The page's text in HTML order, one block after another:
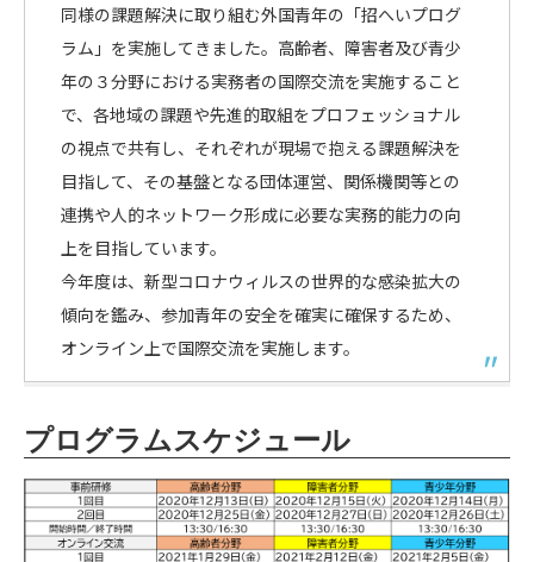
同様の課題解決に取り組む外国青年の「招へいプログ
ラム」を実施してきました。高齢者、障害者及び青少
年の３分野における実務者の国際交流を実施すること
で、各地域の課題や先進的取組をプロフェッショナル
の視点で共有し、それぞれが現場で抱える課題解決を
目指して、その基盤となる団体運営、関係機関等との
連携や人的ネットワーク形成に必要な実務的能力の向
上を目指しています。
今年度は、新型コロナウィルスの世界的な感染拡大の
傾向を鑑み、参加青年の安全を確実に確保するため、
オンライン上で国際交流を実施します。
プログラムスケジュール